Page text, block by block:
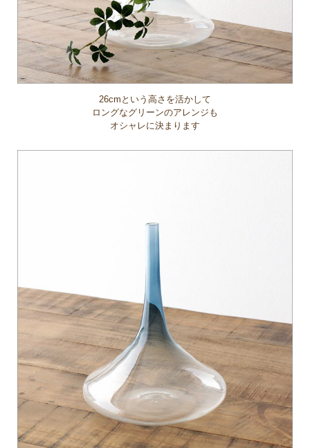
26cmという高さを活かして
ロングなグリーンのアレンジも
オシャレに決まります